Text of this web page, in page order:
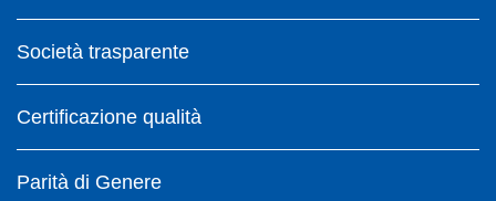
Società trasparente
Certificazione qualità
Parità di Genere